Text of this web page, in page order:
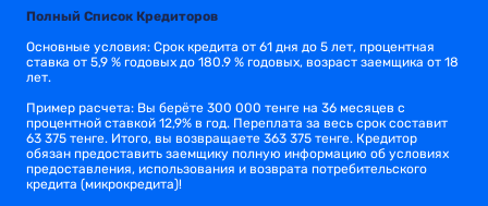
Полный Список Кредиторов
Основные условия: Срок кредита от 61 дня до 5 лет, процентная
ставка от 5,9 % годовых до 180.9 % годовых, возраст заемщика от 18
лет.
Пример расчета: Вы берёте 300 000 тенге на 36 месяцев с
процентной ставкой 12,9% в год. Переплата за весь срок составит
63 375 тенге. Итого, вы возвращаете 363 375 тенге. Кредитор
обязан предоставить заемщику полную информацию об условиях
предоставления, использования и возврата потребительского
кредита (микрокредита)!